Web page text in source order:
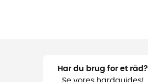
Har du brug for et råd?